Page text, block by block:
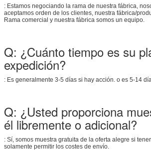
: Estamos negociando la rama de nuestra fábrica,
aceptamos orden de los clientes, nuestra fábrica/
Rama comercial y nuestra fábrica somos un equipo.
Q: ¿Cuánto tiempo es su
expedición?
: Es generalmente 3-5 días si hay acción. o es 5-14
Q: ¿Usted proporciona
él libremente o adicional?
: Sí, somos muestra gratuita de la oferta alegre si
solamente permitir los costes de envío.